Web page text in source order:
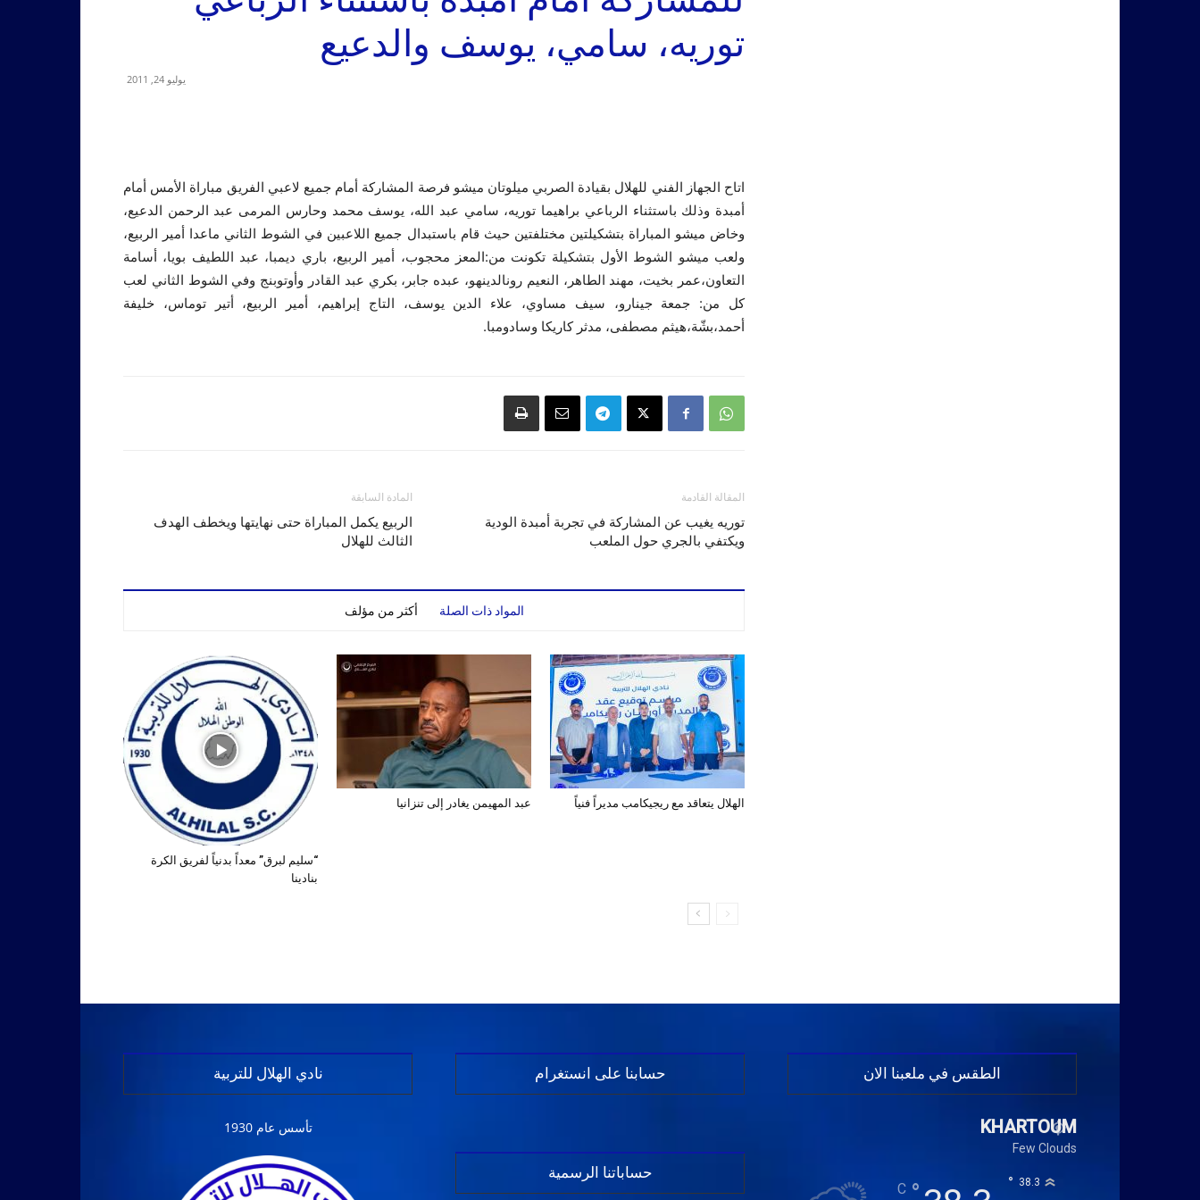
توريه، سامي، يوسف والدعيع
يوليو 24, 2011
اتاح الجهاز الفني للهلال بقيادة الصربي ميلوتان ميشو فرصة المشاركة أمام جميع لاعبي الفريق مباراة الأمس أمام
أمبدة وذلك باستثناء الرباعي براهيما توريه، سامي عبد الله، يوسف محمد وحارس المرمى عبد الرحمن الدعيع،
وخاض ميشو المباراة بتشكيلتين مختلفتين حيث قام باستبدال جميع اللاعبين في الشوط الثاني ماعدا أمير الربيع،
ولعب ميشو الشوط الأول بتشكيلة تكونت من:المعز محجوب، أمير الربيع، باري ديمبا، عبد اللطيف بويا، أسامة
التعاون،عمر بخيت، مهند الطاهر، النعيم رونالدينهو، عبده جابر، بكري عبد القادر وأوتوبنج وفي الشوط الثاني لعب
كل من: جمعة جينارو، سيف مساوي، علاء الدين يوسف، التاج إبراهيم، أمير الربيع، أتير توماس، خليفة
أحمد،بشّة،هيثم مصطفى، مدثر كاريكا وسادومبا.
المادة السابقة
الربيع يكمل المباراة حتى نهايتها ويخطف الهدف
الثالث للهلال
المقالة القادمة
توريه يغيب عن المشاركة في تجربة أمبدة الودية
ويكتفي بالجري حول الملعب
المواد ذات الصلة أكثر من مؤلف
“سليم لبرق” معداً بدنياً لفريق الكرة
بنادينا
عبد المهيمن يغادر إلى تنزانيا الهلال يتعاقد مع ريجيكامب مديراً فنياً
نادي الهلال للتربية
تأسس عام 1930
حسابنا على انستغرام
حساباتنا الرسمية
الطقس في ملعبنا الان
KHARTOUM
Few Clouds
°
C 38.3
°